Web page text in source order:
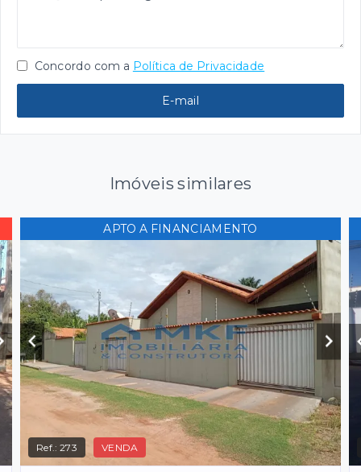
Concordo com a Política de Privacidade
E-mail
Imóveis similares
APTO A FINANCIAMENTO
Ref.:273 VENDA